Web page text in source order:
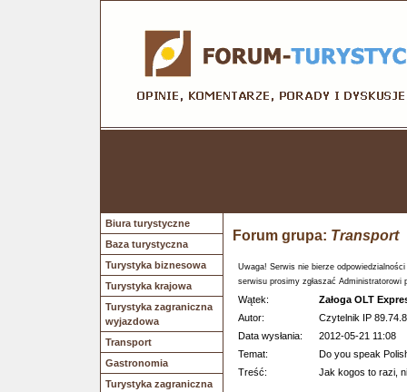
Biura turystyczne
Baza turystyczna
Turystyka biznesowa
Turystyka krajowa
Turystyka zagraniczna
wyjazdowa
Transport
Gastronomia
Turystyka zagraniczna
Forum grupa: Transport
Uwaga! Serwis nie bierze
serwisu prosimy zgłaszać Administratorowi
Wątek:
Załoga OLT
Autor:
Czytelnik IP
Data wysłania:
2012-05-21 11:08
Temat:
Do you speak
Treść:
Jak kogos to razi,